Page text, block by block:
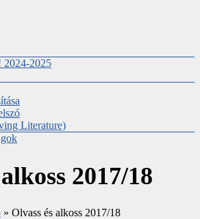
2024-2025
Literature)
2017/18
» Olvass és alkoss 2017/18